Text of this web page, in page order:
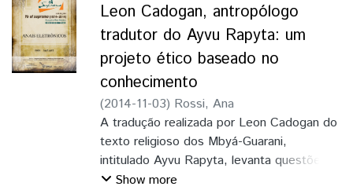
Leon Cadogan, antropólogo
tradutor do Ayvu Rapyta: um
projeto ético baseado no
conhecimento
(2014-11-03) Rossi, Ana
A tradução realizada por Leon Cadogan do
texto religioso dos Mbyá-Guarani,
intitulado Ayvu Rapyta, levanta questões
sobre a tradução enquanto processo que
Show more